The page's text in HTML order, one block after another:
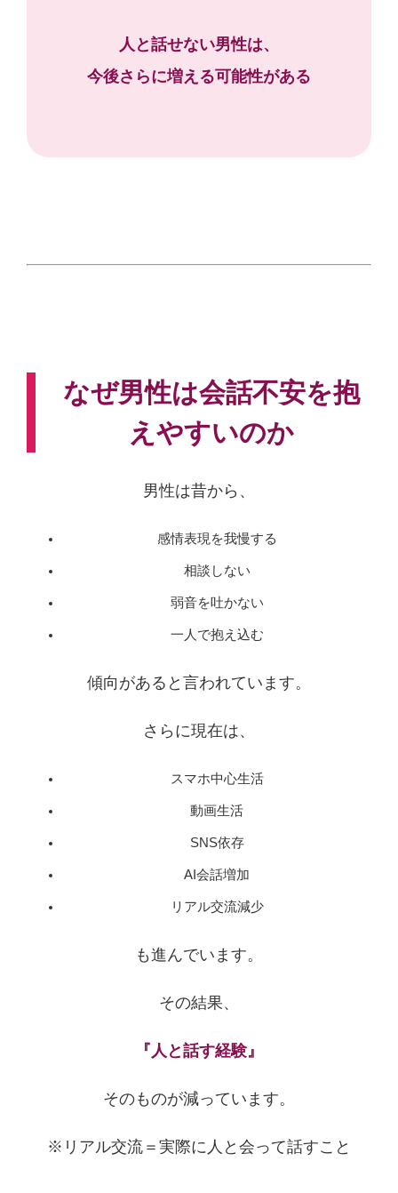
人と話せない男性は、
今後さらに増える可能性がある
なぜ男性は会話不安を抱
えやすいのか
男性は昔から、
感情表現を我慢する
相談しない
弱音を吐かない
一人で抱え込む
傾向があると言われています。
さらに現在は、
スマホ中心生活
動画生活
SNS依存
AI会話増加
リアル交流減少
も進んでいます。
その結果、
『人と話す経験』
そのものが減っています。
※リアル交流＝実際に人と会って話すこと